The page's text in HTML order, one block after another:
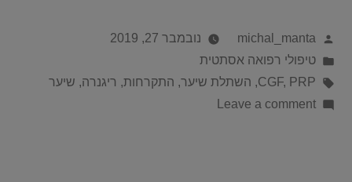
michal_manta
נובמבר 27, 2019
טיפולי רפואה אסתטית
CGF, PRP
, השתלת שיער, התקרחות, ריגנרה, שיער
Leave a comment